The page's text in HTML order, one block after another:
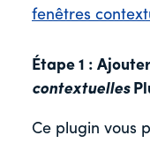
fenêtres
Étape 1 :
contextuelles
Ce plugin vous